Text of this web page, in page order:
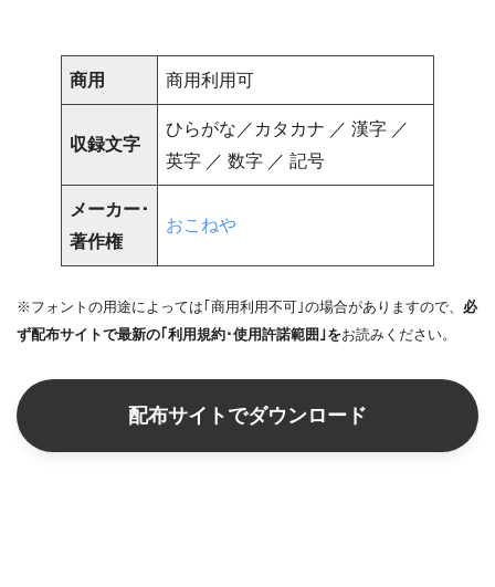
商用 商用利用可
収録文字
ひらがな／カタカナ ／ 漢字 ／
英字 ／ 数字 ／ 記号
メーカー･
著作権
おこねや
※フォントの用途によっては｢商用利用不可｣の場合がありますので、 必
ず配布サイトで最新の｢利用規約･使用許諾範囲｣をお読みください。
配布サイトでダウンロード